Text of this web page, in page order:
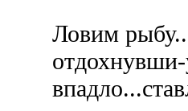
Ловим